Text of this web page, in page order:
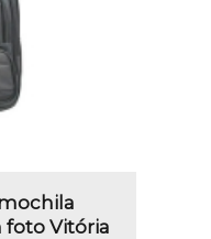
foto Vitória